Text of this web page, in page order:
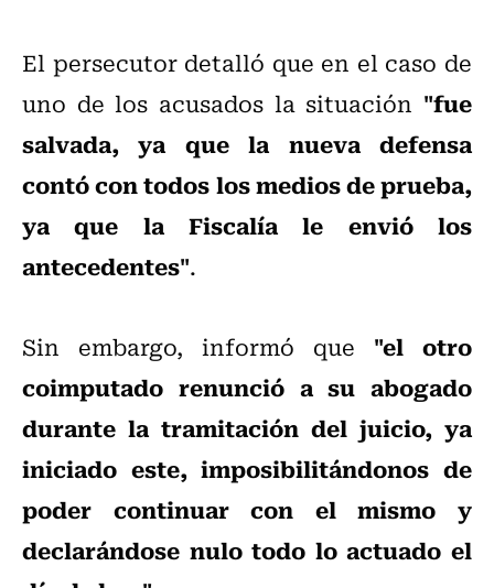
El persecutor detalló que en el caso de
uno de los acusados la situación "fue
salvada, ya que la nueva defensa
contó con todos los medios de prueba,
ya que la Fiscalía le envió los
antecedentes".
Sin embargo, informó que "el otro
coimputado renunció a su abogado
durante la tramitación del juicio, ya
iniciado este, imposibilitándonos de
poder continuar con el mismo y
declarándose nulo todo lo actuado el